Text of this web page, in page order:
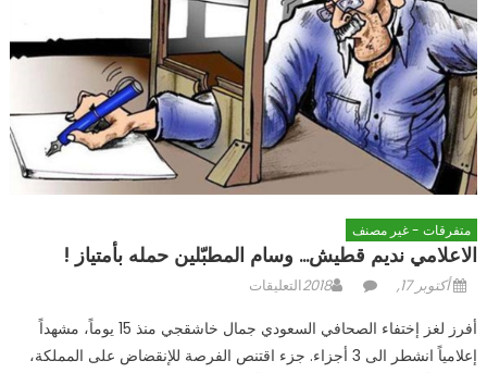
متفرقات - غير مصنف
الاعلامي نديم قطيش… وسام المطبّلين حمله بأمتياز !
Posted
أكتوبر 17, 2018 Author التعليقاتعلى
نديم
قطيش…
أفرز لغز إختفاء الصحافي السعودي جمال خاشقجي منذ 15 يوماً، مشهداً
إعلامياً انشطر الى 3 أجزاء. جزء اقتنص الفرصة للإنقضاض على المملكة،